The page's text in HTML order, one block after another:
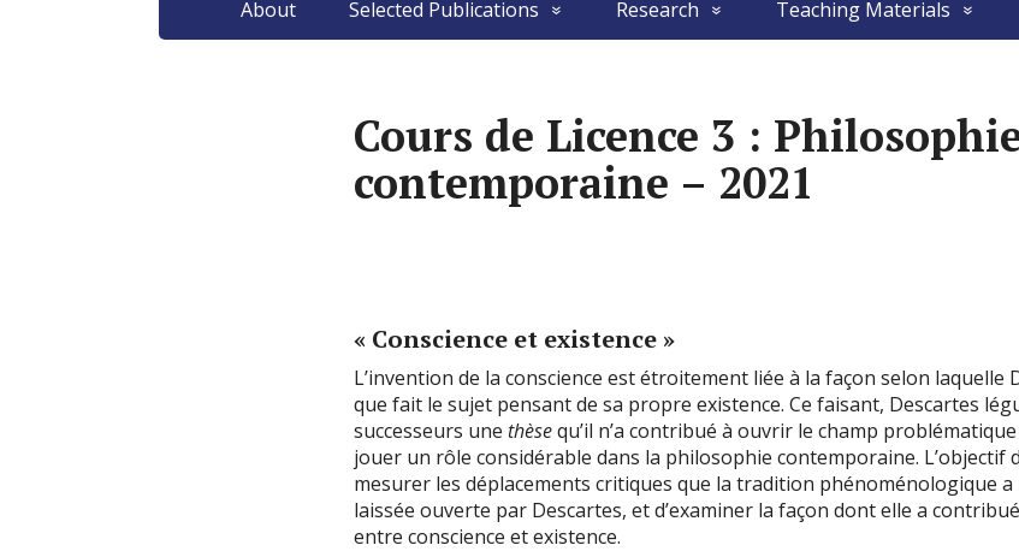
About Selected Publications Research Teaching Materials
Cours de Licence 3 :
contemporaine – 2021
« Conscience et existence »
L’invention de la conscience est étroitement liée à la façon selon laquelle
que fait le sujet pensant de sa propre existence. Ce faisant, Descartes
successeurs une thèsequ’il n’a contribué à ouvrir le champ problématique
jouer un rôle considérable dans la philosophie contemporaine. L’objectif
mesurer les déplacements critiques que la tradition phénoménologique
laissée ouverte par Descartes, et d’examiner la façon dont elle a
entre conscience et existence.